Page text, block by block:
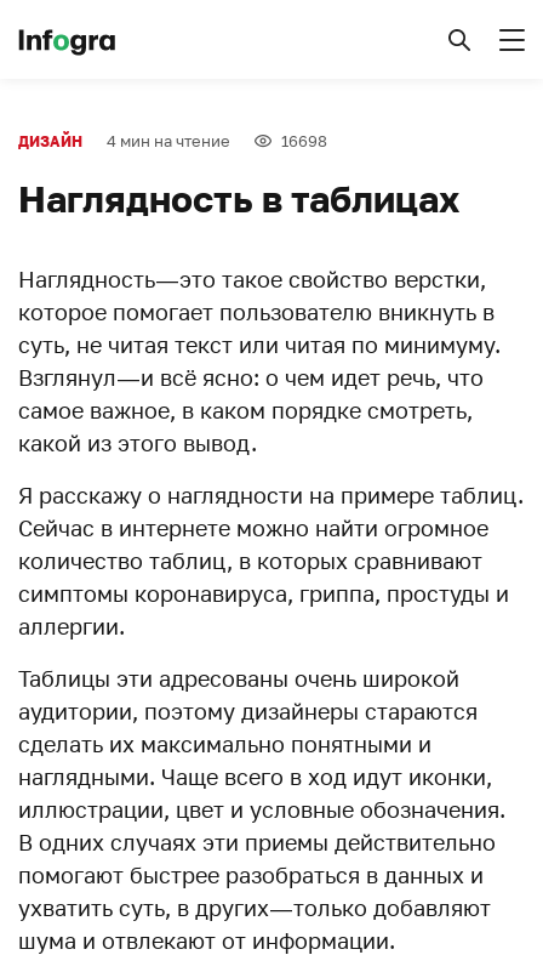
ДИЗАЙН 4 мин на чтение 16698
Наглядность в таблицах
Наглядность — это такое свойство верстки,
которое помогает пользователю вникнуть в
суть, не читая текст или читая по минимуму.
Взглянул — и всё ясно: о чем идет речь, что
самое важное, в каком порядке смотреть,
какой из этого вывод.
Я расскажу о наглядности на примере таблиц.
Сейчас в интернете можно найти огромное
количество таблиц, в которых сравнивают
симптомы коронавируса, гриппа, простуды и
аллергии.
Таблицы эти адресованы очень широкой
аудитории, поэтому дизайнеры стараются
сделать их максимально понятными и
наглядными. Чаще всего в ход идут иконки,
иллюстрации, цвет и условные обозначения.
В одних случаях эти приемы действительно
помогают быстрее разобраться в данных и
ухватить суть, в других — только добавляют
шума и отвлекают от информации.